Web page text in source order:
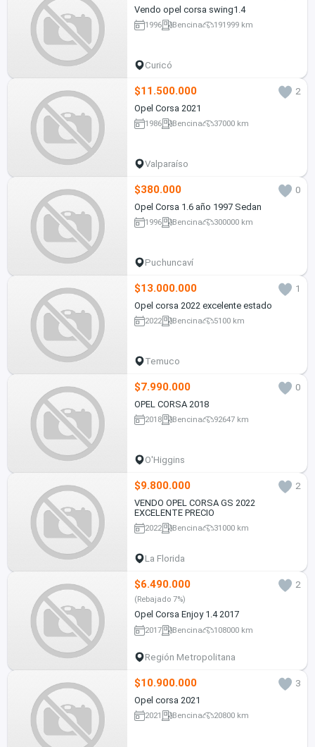
Vendo opel corsa swing1.4
1996 Bencina 191999 km
Curicó
$11.500.000
2
Opel Corsa 2021
1986 Bencina 37000 km
Valparaíso
$380.000
0
Opel Corsa 1.6 año 1997 Sedan
1996 Bencina 300000 km
Puchuncaví
$13.000.000
1
Opel corsa 2022 excelente estado
2022 Bencina 5100 km
Temuco
$7.990.000
0
OPEL CORSA 2018
2018 Bencina 92647 km
O'Higgins
$9.800.000
2
VENDO OPEL CORSA GS 2022
EXCELENTE PRECIO
2022 Bencina 31000 km
La Florida
$6.490.000 2
(Rebajado 7%)
Opel Corsa Enjoy 1.4 2017
2017 Bencina 108000 km
Región Metropolitana
$10.900.000
3
Opel corsa 2021
2021 Bencina 20800 km